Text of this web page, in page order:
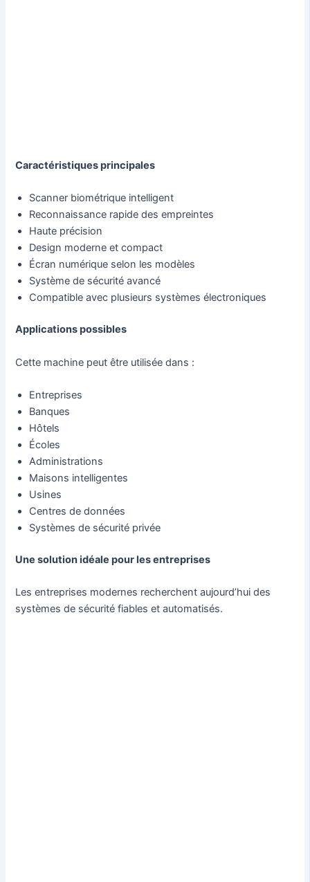
Caractéristiques principales
Scanner biométrique intelligent
Reconnaissance rapide des empreintes
Haute précision
Design moderne et compact
Écran numérique selon les modèles
Système de sécurité avancé
Compatible avec plusieurs systèmes électroniques
Applications possibles
Cette machine peut être utilisée dans :
Entreprises
Banques
Hôtels
Écoles
Administrations
Maisons intelligentes
Usines
Centres de données
Systèmes de sécurité privée
Une solution idéale pour les entreprises
Les entreprises modernes recherchent aujourd’hui des
systèmes de sécurité fiables et automatisés.